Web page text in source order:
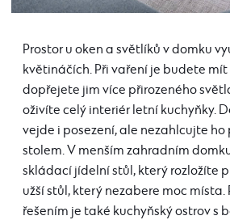
Prostor u oken a světlíků v domku
květináčích. Při vaření je budete mít
dopřejete jim více přirozeného
oživíte celý interiér letní kuchyňky.
vejde i posezení, ale nezahlcujte ho
stolem. V menším zahradním
skládací jídelní stůl, který rozložíte
užší stůl, který nezabere moc místa.
řešením je také kuchyňský ostrov s